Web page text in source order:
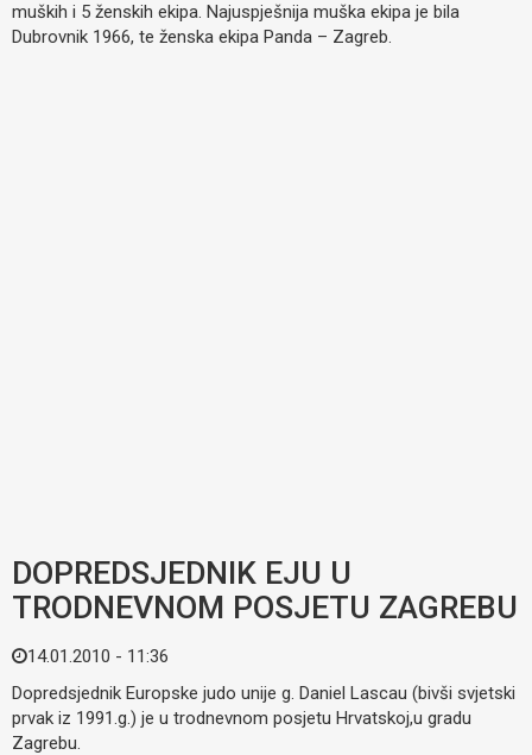
muških i 5 ženskih ekipa. Najuspješnija muška ekipa je bila
Dubrovnik 1966, te ženska ekipa Panda – Zagreb.
DOPREDSJEDNIK EJU U
TRODNEVNOM POSJETU ZAGREBU
14.01.2010 - 11:36
Dopredsjednik Europske judo unije g. Daniel Lascau (bivši svjetski
prvak iz 1991.g.) je u trodnevnom posjetu Hrvatskoj,u gradu
Zagrebu.